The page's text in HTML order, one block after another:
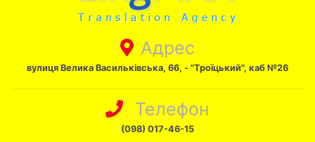
Адрес
вулиця Велика Васильківська, 66, - "Троїцький", каб №26
Телефон
(098) 017-46-15